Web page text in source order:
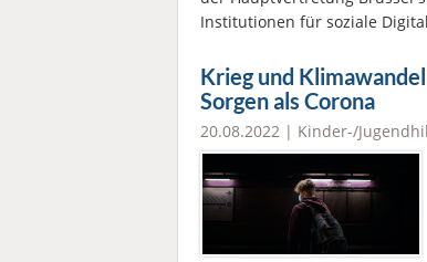
Institutionen für soziale
Krieg und
Sorgen als Corona
20.08.2022 | Kinder-/